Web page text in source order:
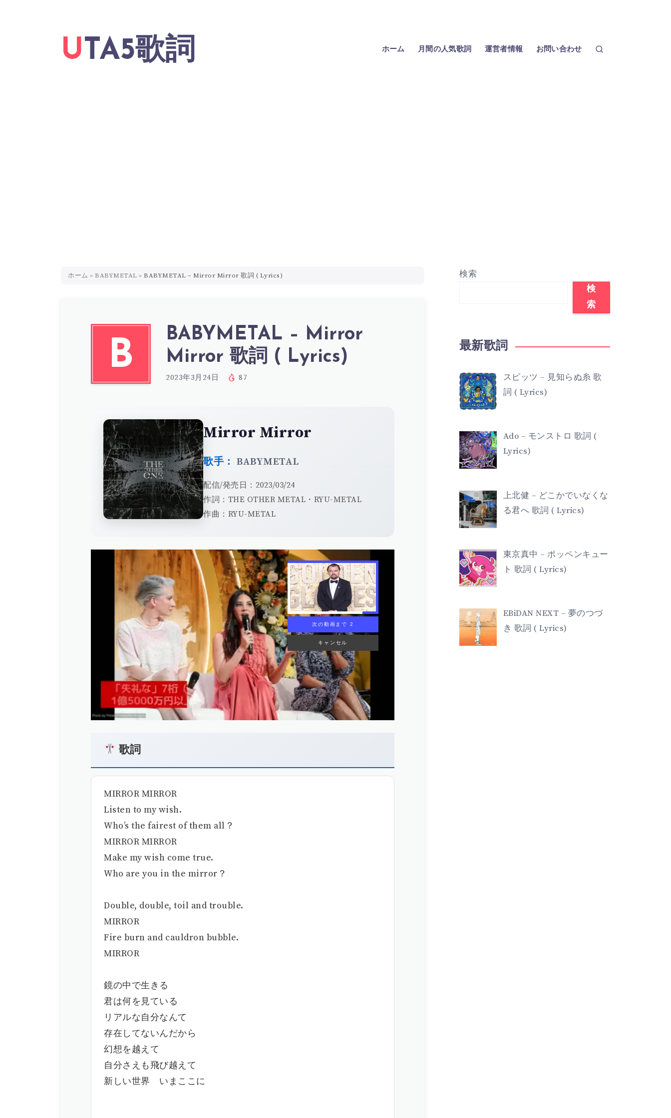
UTA5歌詞 ホーム 月間の人気歌詞 運営者情報 お問い合わせ
ホーム » BABYMETAL » BABYMETAL – Mirror Mirror 歌詞 ( Lyrics)
B
BABYMETAL – Mirror
Mirror 歌詞 ( Lyrics)
2023年3月24日 87
Mirror Mirror
歌手： BABYMETAL
配信/発売日：2023/03/24
作詞：THE OTHER METAL・RYU-METAL
作曲：RYU-METAL
次の動画まで 1
キャンセル
歌詞
MIRROR MIRROR
Listen to my wish.
Who’s the fairest of them all？
MIRROR MIRROR
Make my wish come true.
Who are you in the mirror？
Double, double, toil and trouble.
MIRROR
Fire burn and cauldron bubble.
MIRROR
鏡の中で生きる
君は何を見ている
リアルな自分なんて
存在してないんだから
幻想を越えて
自分さえも飛び越えて
新しい世界 いまここに
検索
検
索
最新歌詞
スピッツ – 見知らぬ糸 歌
詞 ( Lyrics)
Ado – モンストロ 歌詞 (
Lyrics)
上北健 – どこかでいなくな
る君へ 歌詞 ( Lyrics)
東京真中 – ポッペンキュー
ト 歌詞 ( Lyrics)
EBiDAN NEXT – 夢のつづ
き 歌詞 ( Lyrics)